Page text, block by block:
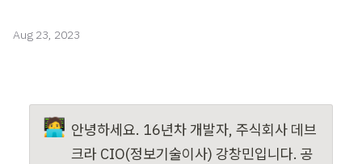
Aug 23, 2023
🧑‍💻 안녕하세요. 16년차 개발자, 주식회사 데브
크라 CIO(정보기술이사) 강창민입니다. 공